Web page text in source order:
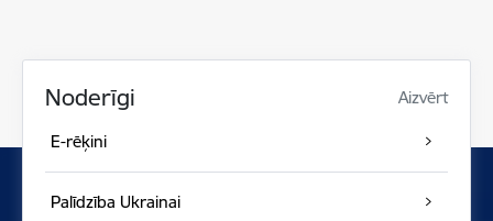
Noderīgi Aizvērt
E-rēķini
Palīdzība Ukrainai